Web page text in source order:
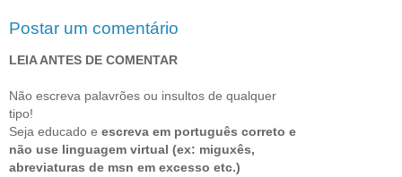
Postar um comentário
LEIA ANTES DE COMENTAR
Não escreva palavrões ou insultos de qualquer
tipo!
Seja educado e escreva em português correto e
não use linguagem virtual (ex: miguxês,
abreviaturas de msn em excesso etc.)